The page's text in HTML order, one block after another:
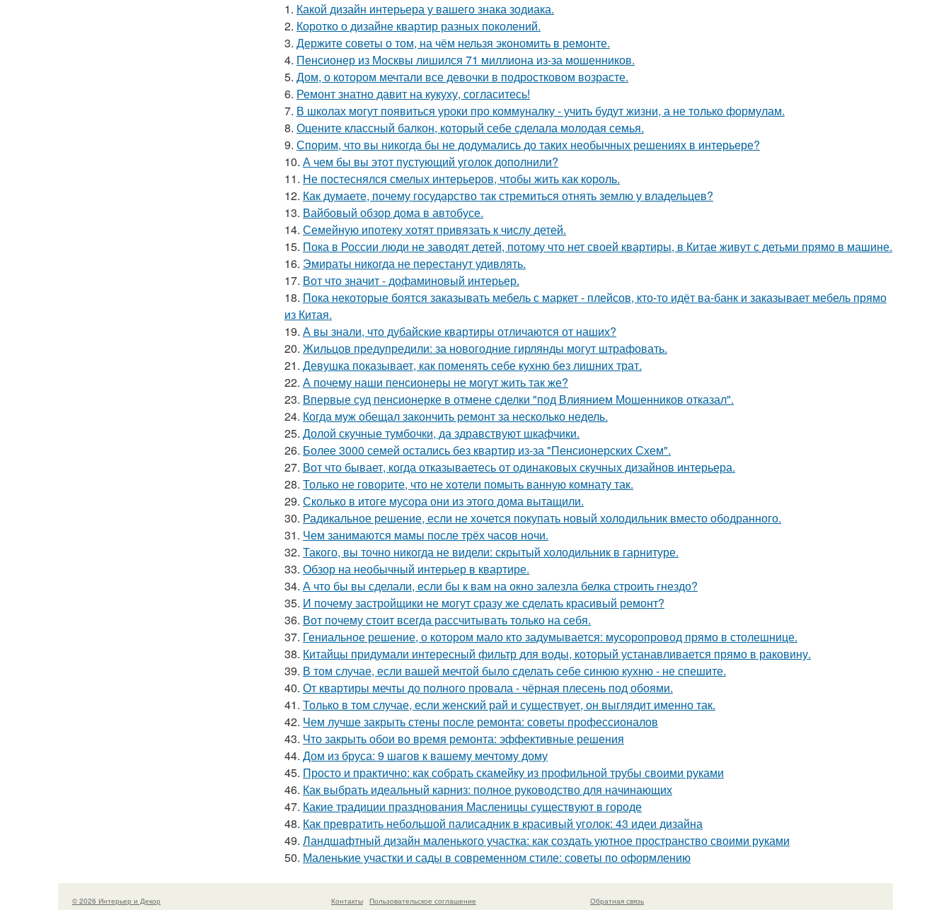
1. Какой дизайн интерьера у вашего знака зодиака.
2. Коротко о дизайне квартир разных поколений.
3. Держите советы о том, на чём нельзя экономить в ремонте.
4. Пенсионер из Москвы лишился 71 миллиона из-за мошенников.
5. Дом, о котором мечтали все девочки в подростковом возрасте.
6. Ремонт знатно давит на кукуху, согласитесь!
7. В школах могут появиться уроки про коммуналку - учить будут жизни, а не только формулам.
8. Оцените классный балкон, который себе сделала молодая семья.
9. Спорим, что вы никогда бы не додумались до таких необычных решениях в интерьере?
10. А чем бы вы этот пустующий уголок дополнили?
11. Не постеснялся смелых интерьеров, чтобы жить как король.
12. Как думаете, почему государство так стремиться отнять землю у владельцев?
13. Вайбовый обзор дома в автобусе.
14. Семейную ипотеку хотят привязать к числу детей.
15. Пока в России люди не заводят детей, потому что нет своей квартиры, в Китае живут с детьми прямо в машине.
16. Эмираты никогда не перестанут удивлять.
17. Вот что значит - дофаминовый интерьер.
18. Пока некоторые боятся заказывать мебель с маркет - плейсов, кто-то идёт ва-банк и заказывает мебель прямо
из Китая.
19. А вы знали, что дубайские квартиры отличаются от наших?
20. Жильцов предупредили: за новогодние гирлянды могут штрафовать.
21. Девушка показывает, как поменять себе кухню без лишних трат.
22. А почему наши пенсионеры не могут жить так же?
23. Впервые суд пенсионерке в отмене сделки "под Влиянием Мошенников отказал".
24. Когда муж обещал закончить ремонт за несколько недель.
25. Долой скучные тумбочки, да здравствуют шкафчики.
26. Более 3000 семей остались без квартир из-за "Пенсионерских Схем".
27. Вот что бывает, когда отказываетесь от одинаковых скучных дизайнов интерьера.
28. Только не говорите, что не хотели помыть ванную комнату так.
29. Сколько в итоге мусора они из этого дома вытащили.
30. Радикальное решение, если не хочется покупать новый холодильник вместо ободранного.
31. Чем занимаются мамы после трёх часов ночи.
32. Такого, вы точно никогда не видели: скрытый холодильник в гарнитуре.
33. Обзор на необычный интерьер в квартире.
34. А что бы вы сделали, если бы к вам на окно залезла белка строить гнездо?
35. И почему застройщики не могут сразу же сделать красивый ремонт?
36. Вот почему стоит всегда рассчитывать только на себя.
37. Гениальное решение, о котором мало кто задумывается: мусоропровод прямо в столешнице.
38. Китайцы придумали интересный фильтр для воды, который устанавливается прямо в раковину.
39. В том случае, если вашей мечтой было сделать себе синюю кухню - не спешите.
40. От квартиры мечты до полного провала - чёрная плесень под обоями.
41. Только в том случае, если женский рай и существует, он выглядит именно так.
42. Чем лучше закрыть стены после ремонта: советы профессионалов
43. Что закрыть обои во время ремонта: эффективные решения
44. Дом из бруса: 9 шагов к вашему мечтому дому
45. Просто и практично: как собрать скамейку из профильной трубы своими руками
46. Как выбрать идеальный карниз: полное руководство для начинающих
47. Какие традиции празднования Масленицы существуют в городе
48. Как превратить небольшой палисадник в красивый уголок: 43 идеи дизайна
49. Ландшафтный дизайн маленького участка: как создать уютное пространство своими руками
50. Маленькие участки и сады в современном стиле: советы по оформлению
© 2026 Интерьер и Декор Контакты Пользовательское соглашение Обратная связь